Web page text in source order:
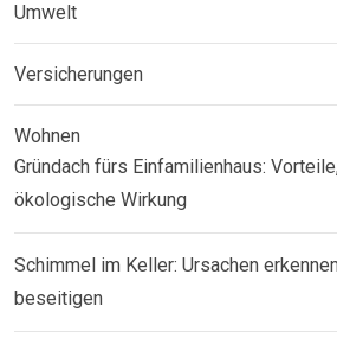
Umwelt
Versicherungen
Wohnen
Gründach fürs Einfamilienhaus:
ökologische Wirkung
Schimmel im Keller: Ursachen
beseitigen